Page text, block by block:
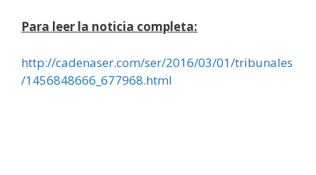
Para leer la noticia completa:
http://cadenaser.com/ser/2016/03/01/tribunales
/1456848666_677968.html